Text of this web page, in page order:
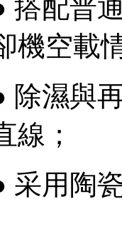
普通
機空載
與再
線；
陶瓷